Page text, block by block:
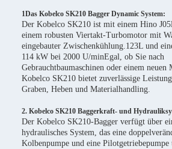
1Das Kobelco SK210 Bagger Dynamic System:
Der Kobelco SK210 ist mit einem Hino
einem robusten Viertakt-Turbomotor mit
eingebauter Zwischenkühlung.123L und
114 kW bei 2000 U/minEgal, ob Sie nach
Gebrauchtbaumaschinen oder einem neuen
Kobelco SK210 bietet zuverlässige
Graben, Heben und Materialhandling.
2. Kobelco SK210 Baggerkraft- und
Der Kobelco SK210-Bagger verfügt über
hydraulisches System, das eine
Kolbenpumpe und eine Pilotgetriebepumpe